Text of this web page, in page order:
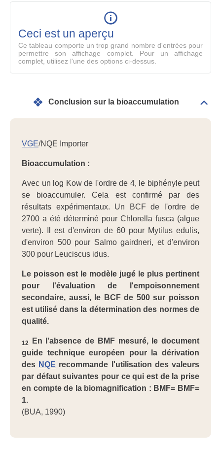
Ceci est un aperçu
Ce tableau comporte un trop grand nombre d'entrées pour
permettre son affichage complet. Pour un affichage
complet, utilisez l'une des options ci-dessus.
Conclusion sur la bioaccumulation
sur
VGE/NQE Importer
Bioaccumulation :
Avec un log Kow de l'ordre de 4, le biphényle peut
se bioaccumuler. Cela est confirmé par des
résultats expérimentaux. Un BCF de l'ordre de
2700 a été déterminé pour Chlorella fusca (algue
verte). Il est d'environ de 60 pour Mytilus edulis,
d'environ 500 pour Salmo gairdneri, et d'environ
300 pour Leuciscus idus.
Le poisson est le modèle jugé le plus pertinent
pour l'évaluation de l'empoisonnement
secondaire, aussi, le BCF de 500 sur poisson
est utilisé dans la détermination des normes de
qualité.
12
En l'absence de BMF mesuré, le document
guide technique européen pour la dérivation
des NQE recommande l'utilisation des valeurs
par défaut suivantes pour ce qui est de la prise
en compte de la biomagnification : BMF= BMF=
1.
(BUA, 1990)